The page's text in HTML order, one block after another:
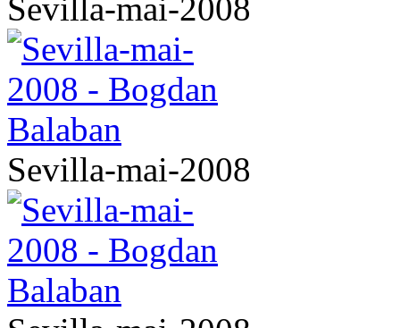
Sevilla-mai-2008
Sevilla-mai-2008